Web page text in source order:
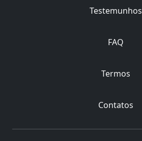
Testemunhos
FAQ
Termos
Contatos